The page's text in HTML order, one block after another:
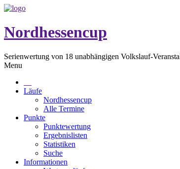
Nordhessencup
Serienwertung von 18 unabhängigen Volkslauf-
Menu
Läufe
Nordhessencup
Alle Termine
Punkte
Punktewertung
Ergebnislisten
Statistiken
Suche
Informationen